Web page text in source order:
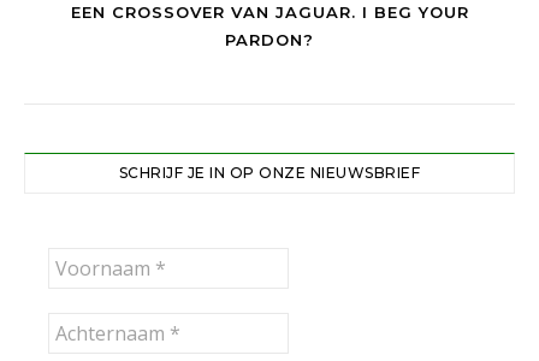
EEN CROSSOVER VAN JAGUAR. I BEG YOUR
PARDON?
SCHRIJF JE IN OP ONZE NIEUWSBRIEF